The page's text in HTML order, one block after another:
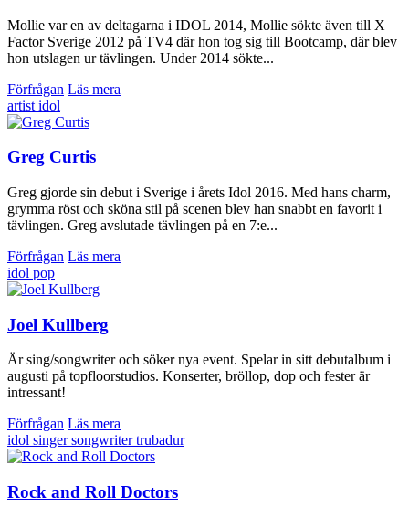
Mollie var en av deltagarna i IDOL 2014, Mollie sökte även till X
Factor Sverige 2012 på TV4 där hon tog sig till Bootcamp, där blev
hon utslagen ur tävlingen. Under 2014 sökte...
Förfrågan Läs mera
artist idol
Greg Curtis
Greg gjorde sin debut i Sverige i årets Idol 2016. Med hans charm,
grymma röst och sköna stil på scenen blev han snabbt en favorit i
tävlingen. Greg avslutade tävlingen på en 7:e...
Förfrågan Läs mera
idol pop
Joel Kullberg
Är sing/songwriter och söker nya event. Spelar in sitt debutalbum i
augusti på topfloorstudios. Konserter, bröllop, dop och fester är
intressant!
Förfrågan Läs mera
idol singer songwritertrubadur
Rock and Roll Doctors